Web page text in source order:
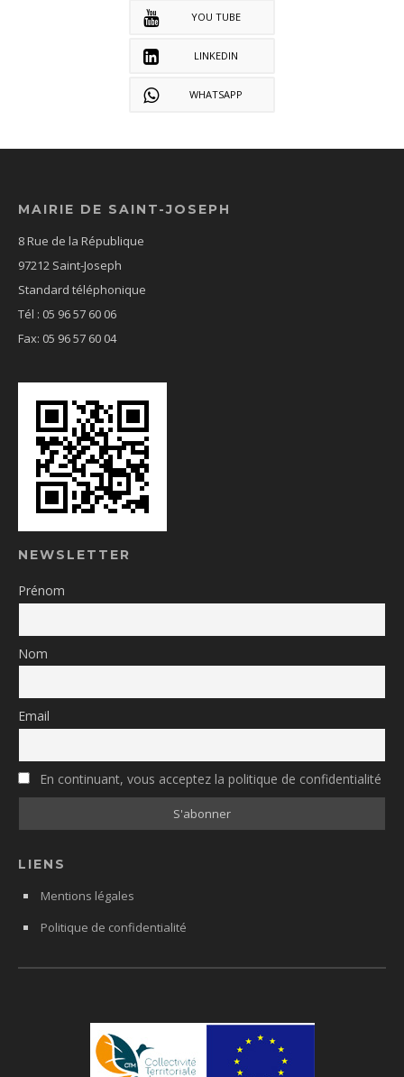
YOU TUBE
LINKEDIN
WHATSAPP
MAIRIE DE SAINT-JOSEPH
8 Rue de la République
97212 Saint-Joseph
Standard téléphonique
Tél : 05 96 57 60 06
Fax: 05 96 57 60 04
NEWSLETTER
Prénom
Nom
Email
En continuant, vous acceptez la politique de confidentialité
LIENS
Mentions légales
Politique de confidentialité